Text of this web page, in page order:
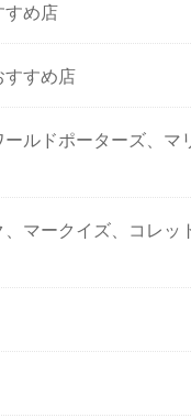
め店
すめ店
ルドポーターズ、マ
マークイズ、コレッ